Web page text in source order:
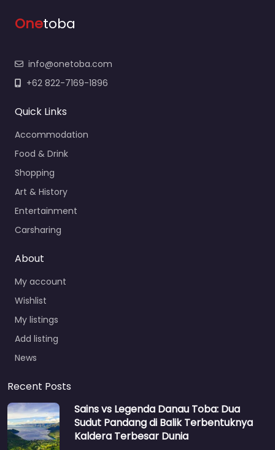
Onetoba
info@onetoba.com
+62 822-7169-1896
Quick Links
Accommodation
Food & Drink
Shopping
Art & History
Entertainment
Carsharing
About
My account
Wishlist
My listings
Add listing
News
Recent Posts
Sains vs Legenda Danau Toba: Dua
Sudut Pandang di Balik Terbentuknya
Kaldera Terbesar Dunia